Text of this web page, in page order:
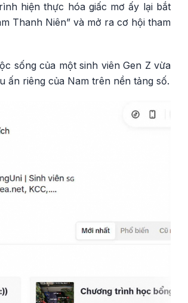
hiện thực hóa giấc mơ ấy lại bắt
Thanh Niên” và mở ra cơ hội tham
sống của một sinh viên Gen Z vừa
ấn riêng của Nam trên nền tảng số.